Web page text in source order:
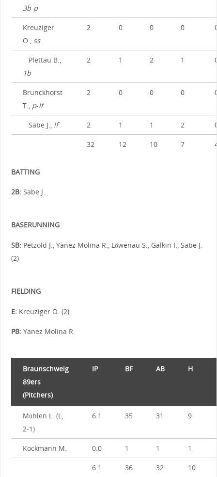
3b-p
Kreuziger
O., ss
2 0 0 0
Plettau B.,
1b
2 1 2 1
Brunckhorst
T., p-lf
2 0 0 0
Sabe J., lf 2 1 1 2
32 12 10 7
BATTING
2B:Sabe J.
BASERUNNING
SB:Petzold J., Yanez Molina R., Löwenau S., Galkin I., Sabe J.
(2)
FIELDING
E:Kreuziger O. (2)
PB:Yanez Molina R.
Braunschweig
89ers
(Pitchers)
IP BF AB H
Mühlen L. (L,
2-1)
6.1 35 31 9
Kockmann M. 0.0 1 1 1
6.1 36 32 10